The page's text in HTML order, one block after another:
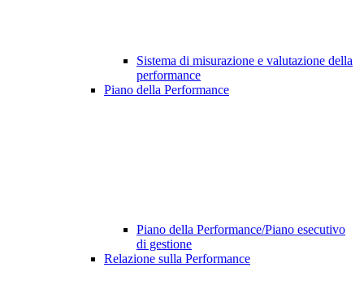
Sistema di misurazione e valutazione della
performance
Piano della Performance
Piano della Performance/Piano esecutivo
di gestione
Relazione sulla Performance